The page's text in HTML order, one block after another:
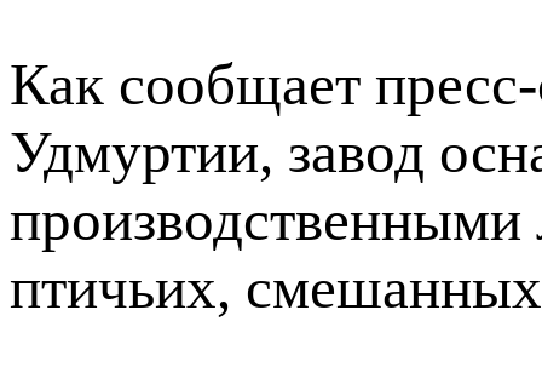
Как сообщает
Удмуртии, завод
птичьих,